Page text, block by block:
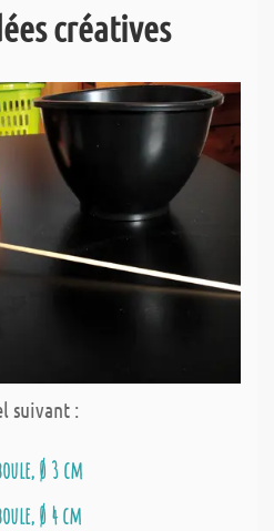
créatives
suivant :
Ø 3 cm
Ø 4 cm